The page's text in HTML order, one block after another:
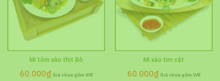
Mì tôm xào thịt Bò
60.000₫ Giá chưa gồm VAT
Mì xào tim cật
60.000₫ Giá chưa gồm VAT